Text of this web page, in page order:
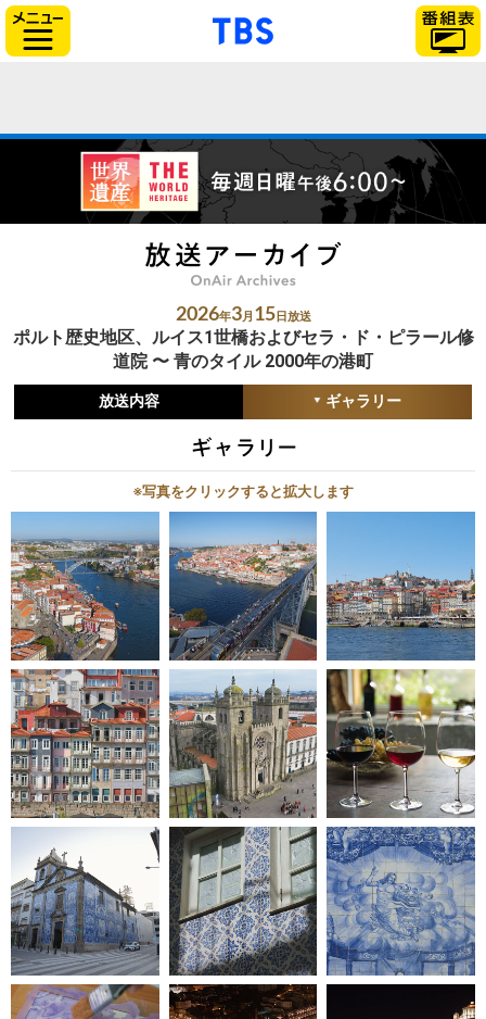
「TBSテレビ」トップ
2026年3月 15日放送
ポルト歴史地区、ルイス1世橋およびセラ・ド・ピラール修
道院 〜 青のタイル 2000年の港町
放送内容 ギャラリー
※写真をクリックすると拡大します